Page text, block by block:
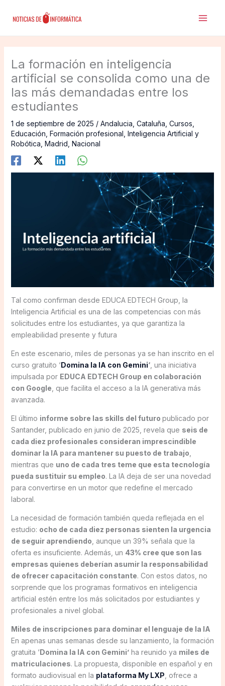
La formación en inteligencia
artificial se consolida como una de
las más demandadas entre los
estudiantes
1 de septiembre de 2025 / Andalucia Cataluña Cursos
Educación Formación profesional Inteligencia Artificial y
Robótica Madrid Nacional
Tal como confirman desde EDUCA EDTECH Group, la
Inteligencia Artificial es una de las competencias con más
solicitudes entre los estudiantes, ya que garantiza la
empleabilidad presente y futura
En este escenario, miles de personas ya se han inscrito en el
curso gratuito ‘Domina la IA con Gemini‘, una iniciativa
impulsada por EDUCA EDTECH Group en colaboración
con Google , que facilita el acceso a la IA generativa más
avanzada.
El último informe sobre las skills del futuro publicado por
Santander, publicado en junio de 2025, revela que seis de
cada diez profesionales consideran imprescindible
dominar la IA para mantener su puesto de trabajo
mientras que uno de cada tres teme que esta tecnología
pueda sustituir su empleo. La IA deja de ser una novedad
para convertirse en un motor que redefine el mercado
laboral.
La necesidad de formación también queda reflejada en el
estudio: ocho de cada diez personas sienten la urgencia
de seguir aprendiendo , aunque un 39% señala que la
oferta es insuficiente. Además, un 43% cree que son las
empresas quienes deberían asumir la responsabilidad
de ofrecer capacitación constante. Con estos datos, no
sorprende que los programas formativos en inteligencia
artificial estén entre los más solicitados por estudiantes y
profesionales a nivel global.
Miles de inscripciones para dominar el lenguaje de la IA
En apenas unas semanas desde su lanzamiento, la formación
gratuita ‘Domina la IA con Gemini’ha reunido ya miles de
matriculaciones. La propuesta, disponible en español y en
formato audiovisual en la plataforma My LXP , ofrece a